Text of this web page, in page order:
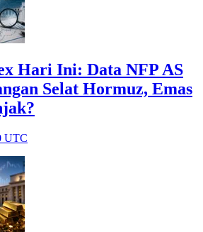
Hari Ini: Data NFP AS
Selat Hormuz, Emas
UTC